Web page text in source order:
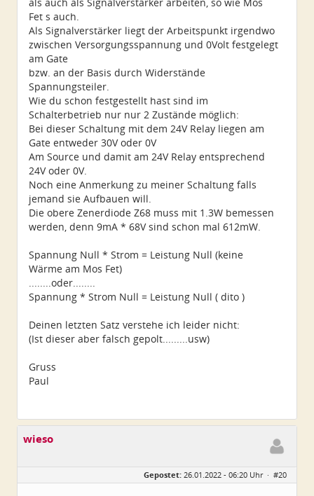
Fet s auch.
Als Signalverstärker liegt der Arbeitspunkt irgendwo
zwischen Versorgungsspannung und 0Volt festgelegt
am Gate
bzw. an der Basis durch Widerstände
Spannungsteiler.
Wie du schon festgestellt hast sind im
Schalterbetrieb nur nur 2 Zustände möglich:
Bei dieser Schaltung mit dem 24V Relay liegen am
Gate entweder 30V oder 0V
Am Source und damit am 24V Relay entsprechend
24V oder 0V.
Noch eine Anmerkung zu meiner Schaltung falls
jemand sie Aufbauen will.
Die obere Zenerdiode Z68 muss mit 1.3W bemessen
werden, denn 9mA * 68V sind schon mal 612mW.
Spannung Null * Strom = Leistung Null (keine
Wärme am Mos Fet)
........oder........
Spannung * Strom Null = Leistung Null ( dito )
Deinen letzten Satz verstehe ich leider nicht:
(Ist dieser aber falsch gepolt.........usw)
Gruss
Paul
wieso
Gepostet: 26.01.2022 - 06:20 Uhr · #20